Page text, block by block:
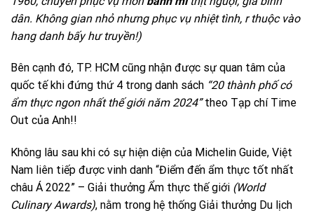
dân. Không gian nhỏ nhưng phục vụ nhiệt tình, r thuộc vào
hang danh bấy hư truyền!)
Bên cạnh đó, TP. HCM cũng nhận được sự quan tâm của
quốc tế khi đứng thứ 4 trong danh sách “20 thành phố có
ẩm thực ngon nhất thế giới năm 2024”theo Tạp chí Time
Out của Anh!!
Không lâu sau khi có sự hiện diện của Michelin Guide, Việt
Nam liên tiếp được vinh danh “Điểm đến ẩm thực tốt nhất
châu Á 2022” – Giải thưởng Ẩm thực thế giới (World
Culinary Awards), nằm trong hệ thống Giải thưởng Du lịch